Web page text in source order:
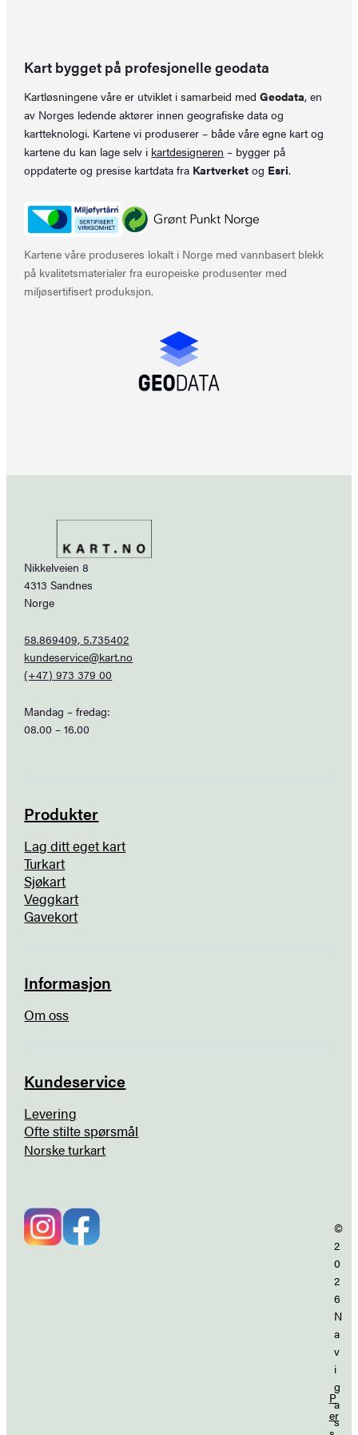
Kart bygget på profesjonelle geodata
Kartløsningene våre er utviklet i samarbeid medGeodata, en
av Norges ledende aktører innen geografiske data og
kartteknologi. Kartene vi produserer – både våre egne kart og
kartene du kan lage selv i kartdesigneren – bygger på
oppdaterte og presise kartdata fra Kartverket og Esri.
Kartene våre produseres lokalt i Norge med vannbasert blekk
på kvalitetsmaterialer fra europeiske produsenter med
miljøsertifisert produksjon.
Nikkelveien 8
4313 Sandnes
Norge
58.869409, 5.735402
kundeservice@kart.no
(+47) 973 379 00
Mandag – fredag:
08.00 – 16.00
Produkter
Lag ditt eget kart
Turkart
Sjøkart
Veggkart
Gavekort
Informasjon
Om oss
Kundeservice
Levering
Ofte stilte spørsmål
Norske turkart
P
er
©
2
0
2
6
N
a
v
i
g
a
s